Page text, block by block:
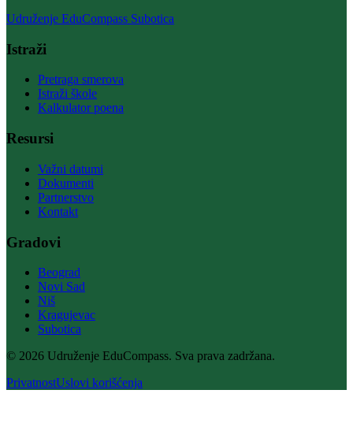
Udruženje EduCompass Subotica
Istraži
Pretraga smerova
Istraži škole
Kalkulator poena
Resursi
Važni datumi
Dokumenti
Partnerstvo
Kontakt
Gradovi
Beograd
Novi Sad
Niš
Kragujevac
Subotica
© 2026 Udruženje EduCompass. Sva prava zadržana.
PrivatnostUslovi korišćenja